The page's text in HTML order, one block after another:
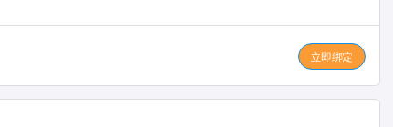
立即绑定